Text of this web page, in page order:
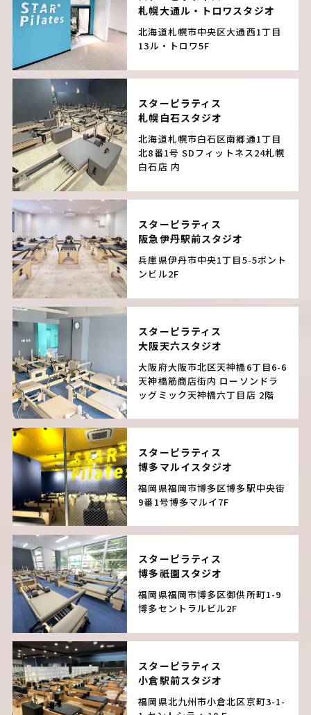
札幌大通ル・トロワスタジオ
北海道札幌市中央区大通西1丁目
13ル・トロワ5F
スターピラティス
札幌白石スタジオ
北海道札幌市白石区南郷通1丁目
北8番1号 SDフィットネス24札幌
白石店 内
スターピラティス
阪急伊丹駅前スタジオ
兵庫県伊丹市中央1丁目5-5ボント
ンビル2F
スターピラティス
大阪天六スタジオ
大阪府大阪市北区天神橋6丁目6-6
天神橋筋商店街内 ローソンドラ
ッグミック天神橋六丁目店 2階
スターピラティス
博多マルイスタジオ
福岡県福岡市博多区博多駅中央街
9番1号博多マルイ7F
スターピラティス
博多祇園スタジオ
福岡県福岡市博多区御供所町1-9
博多セントラルビル2F
スターピラティス
小倉駅前スタジオ
福岡県北九州市小倉北区京町3-1-